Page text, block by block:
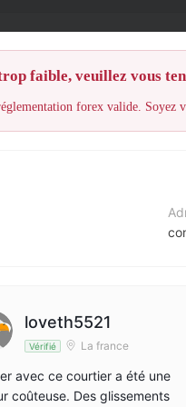
faible, veuillez vous
forex valide. Soyez
6
loveth5521
Vérifié La france
avec ce courtier a été une
coûteuse. Des glissements